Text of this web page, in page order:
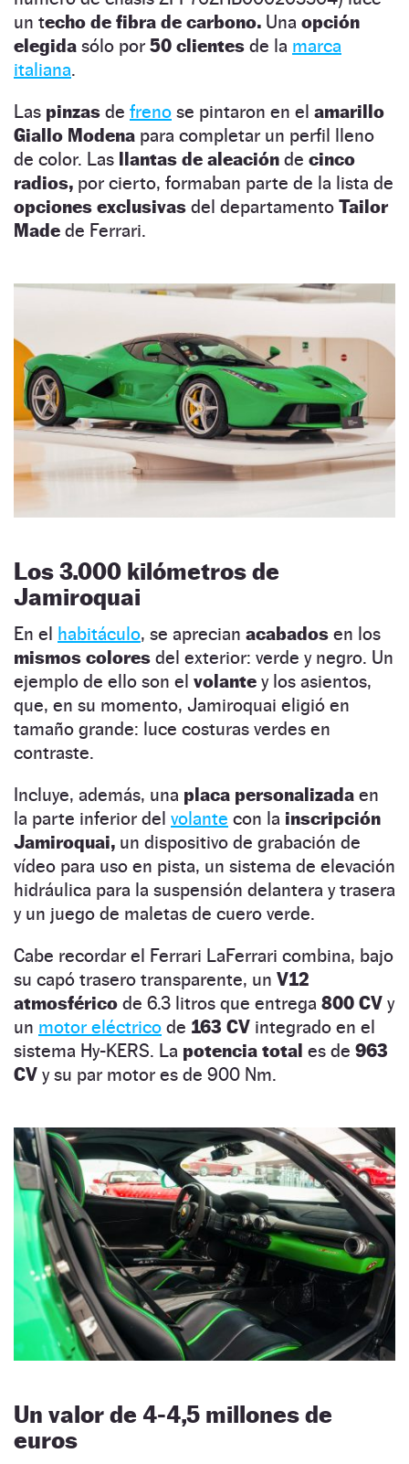
un techo de fibra de carbono. Una opción
elegida sólo por 50 clientes de la marca
italiana.
Las pinzas de freno se pintaron en el amarillo
Giallo Modena para completar un perfil lleno
de color. Las llantas de aleación de cinco
radios, por cierto, formaban parte de la lista de
opciones exclusivas del departamento Tailor
Made de Ferrari.
Los 3.000 kilómetros de
Jamiroquai
En el habitáculo, se aprecian acabados en los
mismos colores del exterior: verde y negro. Un
ejemplo de ello son el volante y los asientos,
que, en su momento, Jamiroquai eligió en
tamaño grande: luce costuras verdes en
contraste.
Incluye, además, una placa personalizada en
la parte inferior del volante con la inscripción
Jamiroquai, un dispositivo de grabación de
vídeo para uso en pista, un sistema de elevación
hidráulica para la suspensión delantera y trasera
y un juego de maletas de cuero verde.
Cabe recordar el Ferrari LaFerrari combina, bajo
su capó trasero transparente, un V12
atmosférico de 6.3 litros que entrega 800 CV y
un motor eléctrico de 163 CV integrado en el
sistema Hy-KERS. La potencia total es de 963
CV y su par motor es de 900 Nm.
Un valor de 4-4,5 millones de
euros